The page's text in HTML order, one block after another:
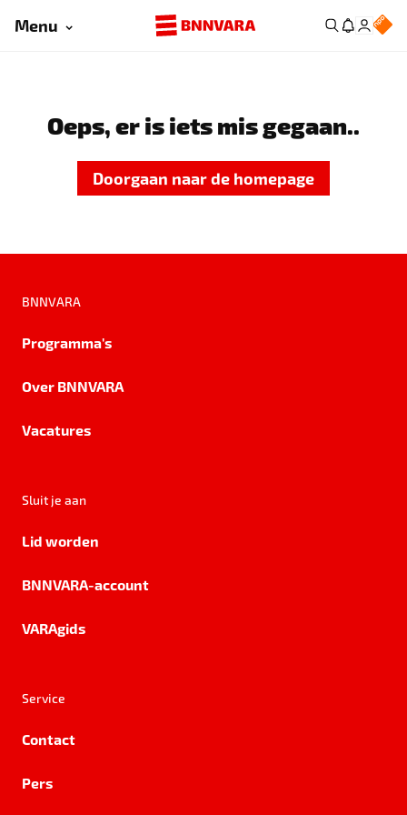
Menu
Oeps, er is iets mis gegaan..
Doorgaan naar de homepage
BNNVARA
Programma's
Over BNNVARA
Vacatures
Sluit je aan
Lid worden
BNNVARA-account
VARAgids
Service
Contact
Pers